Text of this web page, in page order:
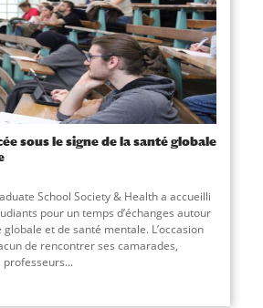
sous le signe de la santé globale
School Society & Health a accueilli
pour un temps d’échanges autour
et de santé mentale. L’occasion
de rencontrer ses camarades,
professeurs...